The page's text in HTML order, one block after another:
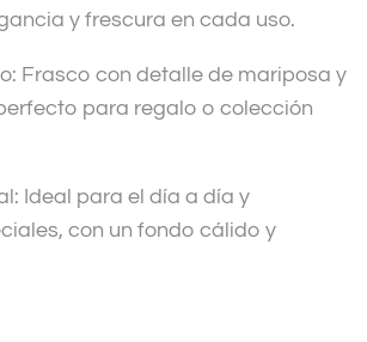
y frescura en cada uso.
Frasco con detalle de mariposa y
para regalo o colección
Ideal para el día a día y
con un fondo cálido y